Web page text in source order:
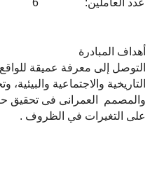
عدد العاملين:
6
أهداف المبادرة
التوصل إلى معرفة عميقة
التاريخية والاجتماعية
والمصمم العمرانى فى تحقيق
على التغيرات في الظروف .